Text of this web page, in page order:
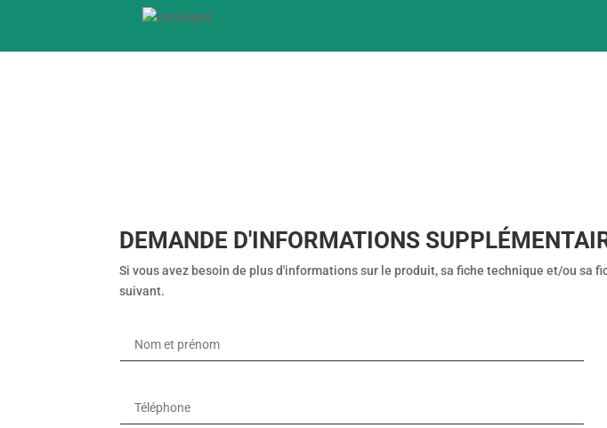
DEMANDE D'INFORMATIONS
Si vous avez besoin de plus d'informations sur le produit, sa fiche technique et/ou sa
suivant.